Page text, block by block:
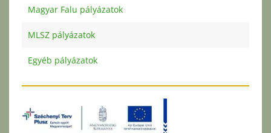
Magyar Falu pályázatok
MLSZ pályázatok
Egyéb pályázatok